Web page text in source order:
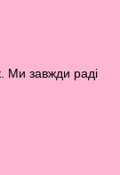
Ми завжди раді